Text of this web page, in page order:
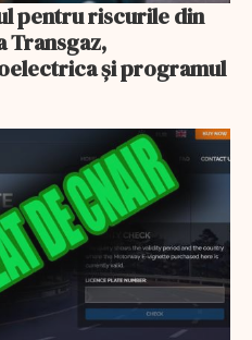
pentru riscurile din
Transgaz,
și programul